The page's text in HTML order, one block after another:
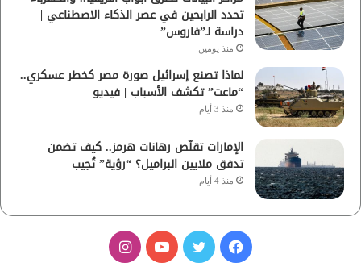
تحدد الرابحين في عصر الذكاء الاصطناعي |
دراسة لـ”فاروس”
منذ يومين
لماذا تصنع إسرائيل صورة مصر كخطر عسكري..
“ماعت” تكشف الأسباب | فيديو
منذ 3 أيام
الإمارات تقلّص رهانات هرمز.. كيف تضمن
تدفق ملايين البراميل؟ “رؤية” تُجيب
منذ 4 أيام